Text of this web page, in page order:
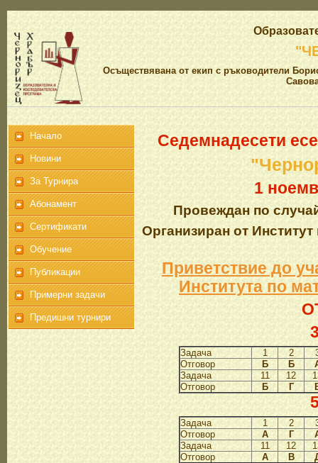
Осъществявана от екип с ръководители
Начало
Новини
За Турнира
Абонамент
Сертификати
Обучение
Публикации
Примерни задачи
Предишни турнири
Седемнадесети
1
Провеждан по
Организиран от
Приветствие до
Института по
Задача 1 2
Отговор
Б Б
Задача
11 12
Отговор
Б Г
Задача 1 2
Отговор
А Г
Задача
11 12
Отговор
А В